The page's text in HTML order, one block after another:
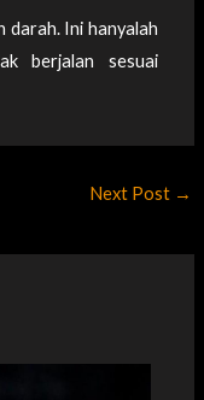
darah. Ini hanyalah
berjalan sesuai
Next Post →